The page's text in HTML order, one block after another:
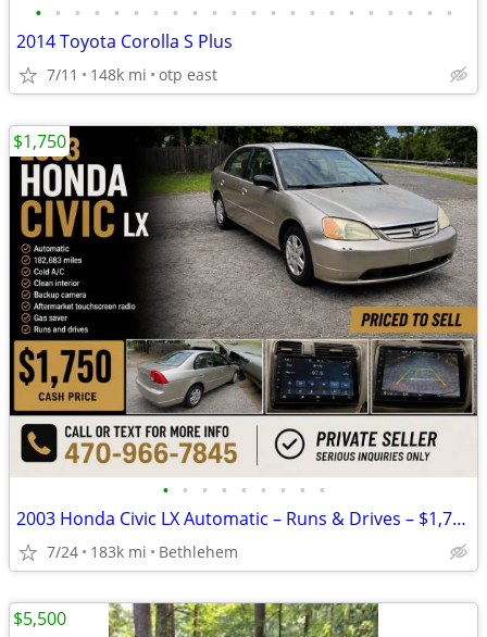
• • • • • • • • • • • • • • • • • • • • • •
2014 Toyota Corolla S Plus
7/11 148k mi otp east
• • • • • • • • •
2003 Honda Civic LX Automatic – Runs & Drives – $1,750
7/24 183k mi Bethlehem
$1,750
$5,500